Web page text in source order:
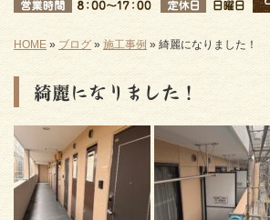
HOME » ブログ » 施工事例 » 綺麗になりました！
綺麗になりました！